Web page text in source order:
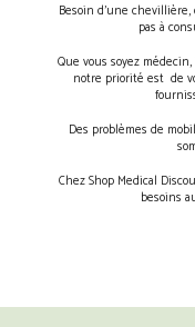
Besoin d’une
pas à
Que vous soyez
notre priorité est de
Des problèmes de
Chez Shop Medical
besoins